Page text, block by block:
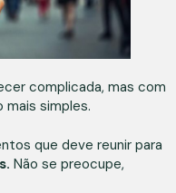
complicada, mas com
simples.
que deve reunir para
Não se preocupe,